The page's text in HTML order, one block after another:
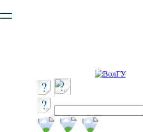
безопасную работу с сайтом. Пожалуйста